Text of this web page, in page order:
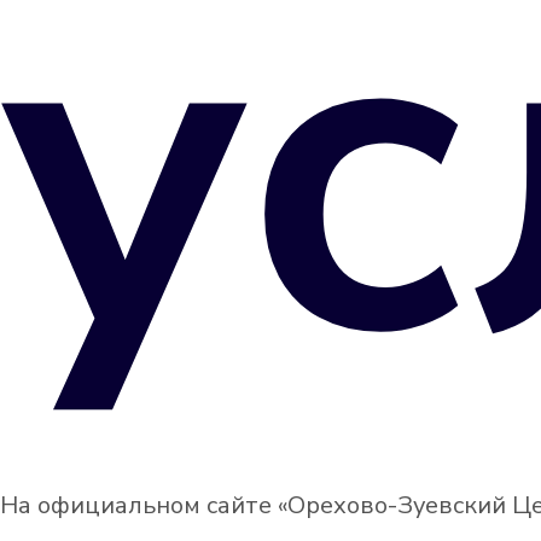
На официальном сайте «Орехово-Зуевский